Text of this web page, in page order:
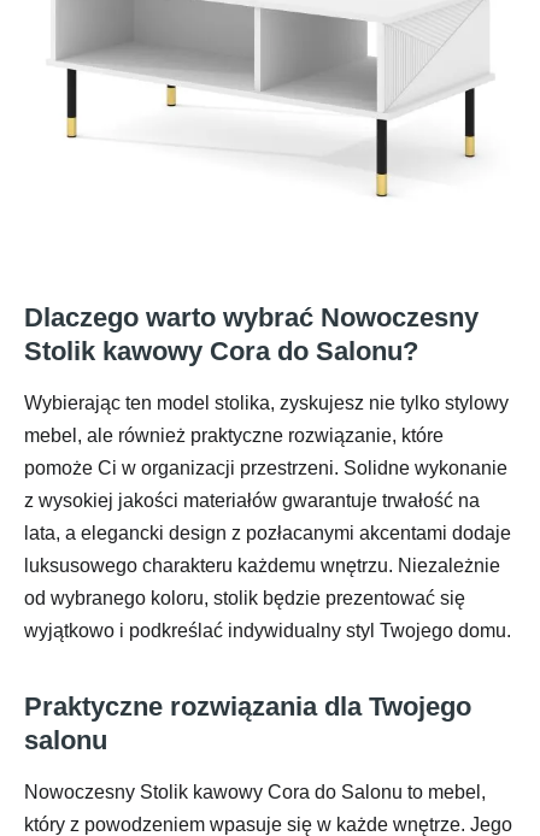
Dlaczego warto wybrać Nowoczesny
Stolik kawowy Cora do Salonu?
Wybierając ten model stolika, zyskujesz nie tylko stylowy
mebel, ale również praktyczne rozwiązanie, które
pomoże Ci w organizacji przestrzeni. Solidne wykonanie
z wysokiej jakości materiałów gwarantuje trwałość na
lata, a elegancki design z pozłacanymi akcentami dodaje
luksusowego charakteru każdemu wnętrzu. Niezależnie
od wybranego koloru, stolik będzie prezentować się
wyjątkowo i podkreślać indywidualny styl Twojego domu.
Praktyczne rozwiązania dla Twojego
salonu
Nowoczesny Stolik kawowy Cora do Salonu to mebel,
który z powodzeniem wpasuje się w każde wnętrze. Jego